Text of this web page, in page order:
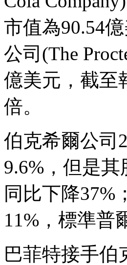
市值為90.54
公司(The
億美元，截至
倍。
伯克希爾公司
9.6%，但是
同比下降37%
11%，標準普
巴菲特接手伯